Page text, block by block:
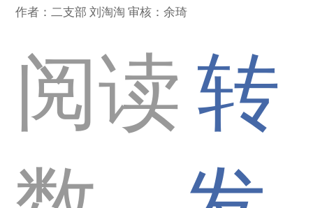
作者：二支部 刘淘淘 审核：余琦
阅读 转